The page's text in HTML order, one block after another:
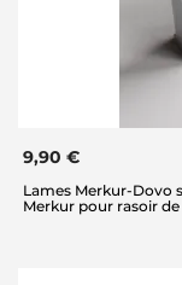
9,90 €
Lames Merkur-Dovo
Merkur pour rasoir